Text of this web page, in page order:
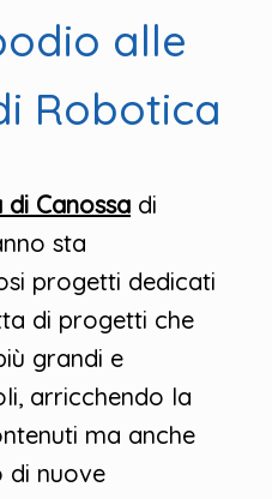
alle
Robotica
Canossa di
sta
progetti dedicati
di progetti che
grandi e
arricchendo la
ma anche
di nuove